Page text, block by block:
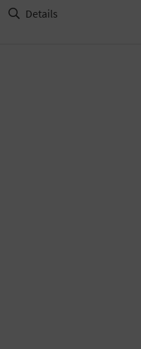
Details